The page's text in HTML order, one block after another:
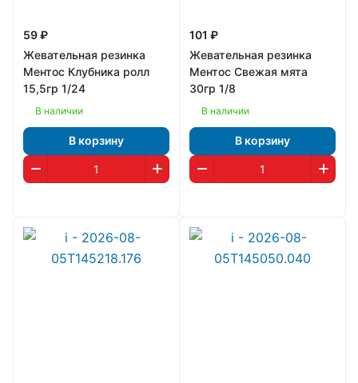
59 ₽
Жевательная резинка
Ментос Клубника ролл
15,5гр 1/24
В наличии
В корзину
101 ₽
Жевательная резинка
Ментос Свежая мята
30гр 1/8
В наличии
В корзину